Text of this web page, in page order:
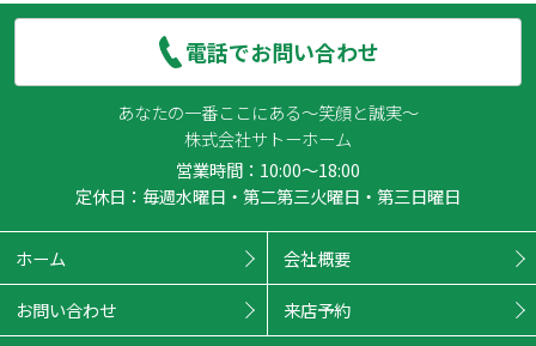
電話でお問い合わせ
あなたの一番ここにある～笑顔と誠実～
株式会社サトーホーム
営業時間：10:00～18:00
定休日：毎週水曜日・第二第三火曜日・第三日曜日
ホーム 会社概要
お問い合わせ 来店予約